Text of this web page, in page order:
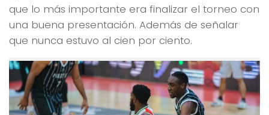
que lo más importante era finalizar el torneo con
una buena presentación. Además de señalar
que nunca estuvo al cien por ciento.